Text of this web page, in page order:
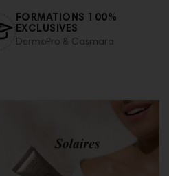
FORMATIONS 100%
EXCLUSIVES
DermoPro & Casmara